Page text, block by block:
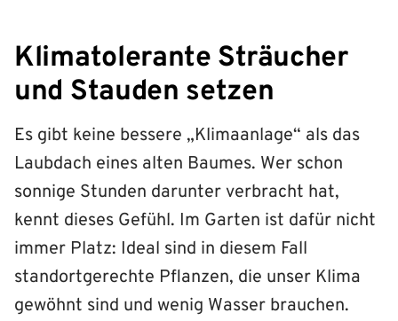
Klimatolerante Sträucher
und Stauden setzen
Es gibt keine bessere „Klimaanlage“ als das
Laubdach eines alten Baumes. Wer schon
sonnige Stunden darunter verbracht hat,
kennt dieses Gefühl. Im Garten ist dafür nicht
immer Platz: Ideal sind in diesem Fall
standortgerechte Pflanzen, die unser Klima
gewöhnt sind und wenig Wasser brauchen.